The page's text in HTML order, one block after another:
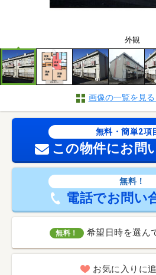
外観
画像の一覧を見る
無料・簡単2項
この物件にお問
無料！
電話でお問い
無料！ 希望日時を選ん
お気に入りに